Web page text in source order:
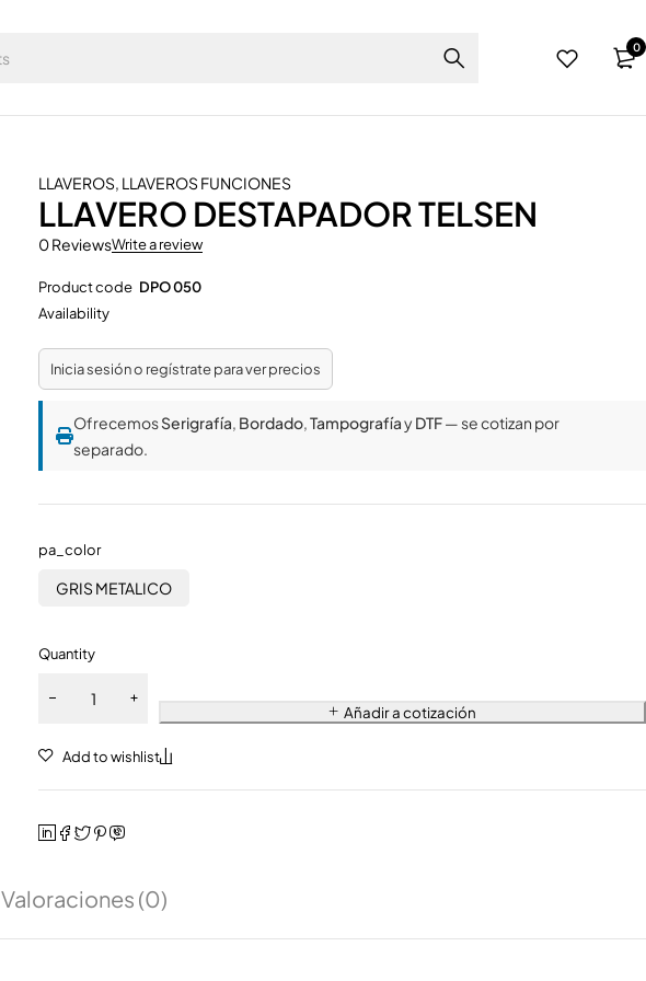
0
LLAVEROS, LLAVEROS FUNCIONES
LLAVERO DESTAPADOR TELSEN
0 ReviewsWrite a review
Product code DPO 050
Availability
Inicia sesión o regístrate para ver precios
OfrecemosSerigrafía, Bordado,TampografíayDTF— se cotizan por
separado.
pa_color
GRIS METALICO
Quantity
Añadir a cotización
Valoraciones (0)